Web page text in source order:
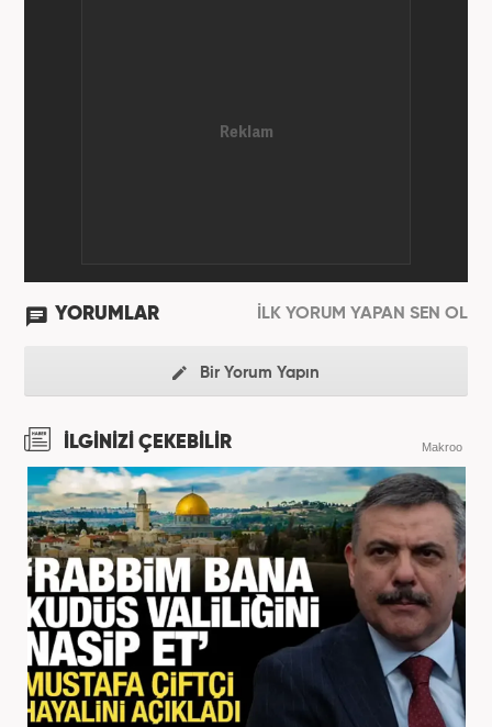
YORUMLAR İLK YORUM YAPAN SEN OL
Bir Yorum Yapın
İLGİNİZİ ÇEKEBİLİR Makroo